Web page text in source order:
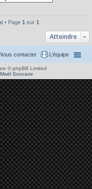
• Page 1 sur 1
Atteindre
L’équipe
Nous contacter
© phpBB Limited
Maël Soucaze